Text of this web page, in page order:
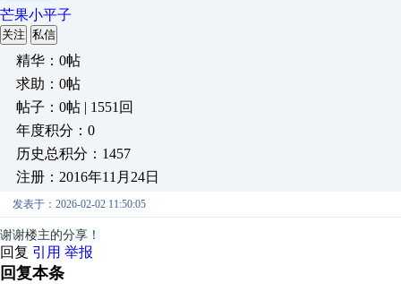
芒果小平子
关注 私信
精华：0帖
求助：0帖
帖子：0帖 | 1551回
年度积分：0
历史总积分：1457
注册：2016年11月24日
发表于：2026-02-02 11:50:05
谢谢楼主的分享！
回复 引用 举报
回复本条